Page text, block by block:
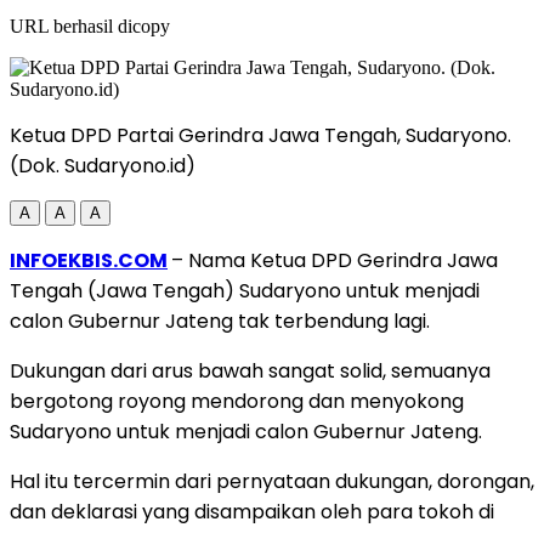
URL berhasil dicopy
Ketua DPD Partai Gerindra Jawa Tengah, Sudaryono.
(Dok. Sudaryono.id)
A A A
INFOEKBIS.COM – Nama Ketua DPD Gerindra Jawa
Tengah (Jawa Tengah) Sudaryono untuk menjadi
calon Gubernur Jateng tak terbendung lagi.
Dukungan dari arus bawah sangat solid, semuanya
bergotong royong mendorong dan menyokong
Sudaryono untuk menjadi calon Gubernur Jateng.
Hal itu tercermin dari pernyataan dukungan, dorongan,
dan deklarasi yang disampaikan oleh para tokoh di